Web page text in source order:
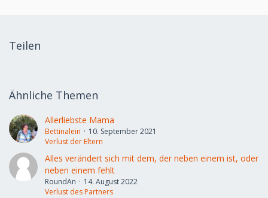
Teilen
Ähnliche Themen
Allerliebste Mama
Bettinalein
10. September 2021
Verlust der Eltern
Alles verändert sich mit dem, der neben einem ist, oder
neben einem fehlt
RoundAn
14. August 2022
Verlust des Partners